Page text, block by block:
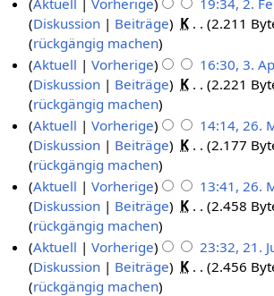
6
i
t
u
n
g
s
z
u
s
a
m
m
e
n
f
a
0
r
b
e
i
t
u
n
g
s
z
u
s
a
m
v
b
2
4
B
e
a
r
b
e
i
t
u
n
g
s
z
u
F
2
i
n
e
B
e
a
r
b
e
i
t
u
n
g
F
2
Aktuell Vorherige 19:34, 2.
Diskussion
Beiträge K 2.211
K
e
i
n
e
B
e
a
r
b
e
i
t
rückgängig machen
A
0
Aktuell Vorherige 16:30, 3.
Diskussion
Beiträge K 2.221
K
e
i
n
e
B
e
a
r
b
rückgängig machen
Aktuell Vorherige 14:14, 26.
Diskussion
Beiträge K 2.177
K
e
i
n
e
B
e
rückgängig machen
Aktuell
Vorherige 13:41, 26.
Diskussion
Beiträge K 2.458
K
e
i
n
rückgängig machen
Aktuell Vorherige 23:32, 21.
Diskussion
Beiträge K 2.456
Krückgängig machen